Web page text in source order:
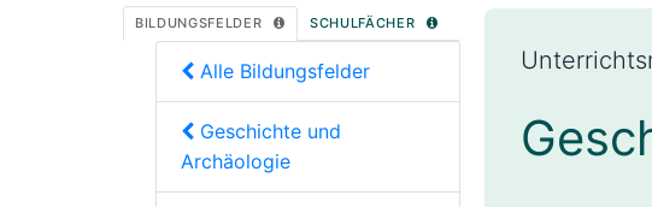
BILDUNGSFELDER SCHULFÄCHER
Alle Bildungsfelder
Geschichte und
Archäologie